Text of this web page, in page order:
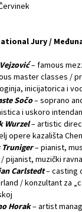
Jury /
– famous
master classes /
inicijatorica i
Sočo– soprano
i uskoro
Wurzel– artistic
opere kazališta
Truniger– pianist,
pijanist, muzički
Carlstedt– casting
/ konzultant za
Horak– artist